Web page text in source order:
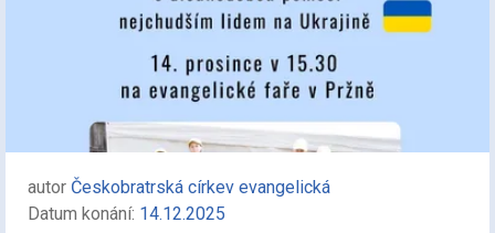
autor Českobratrská církev evangelická
Datum konání: 14.12.2025